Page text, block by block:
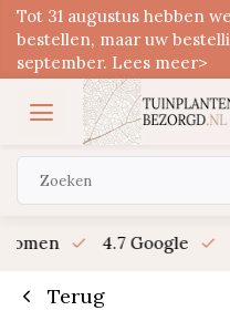
Tot 31 augustus hebben
bestellen, maar uw
september. Lees meer>
4.7 Google
Terug